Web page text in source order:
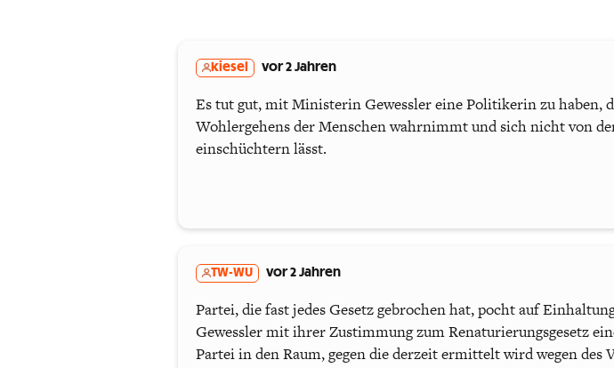
kiesel vor 2 Jahren
Es tut gut, mit Ministerin Gewessler eine Politikerin zu haben,
Wohlergehens der Menschen wahrnimmt und sich nicht von
einschüchtern lässt.
TW-WU vor 2 Jahren
Partei, die fast jedes Gesetz gebrochen hat, pocht auf
Gewessler mit ihrer Zustimmung zum Renaturierungsgesetz
Partei in den Raum, gegen die derzeit ermittelt wird wegen des